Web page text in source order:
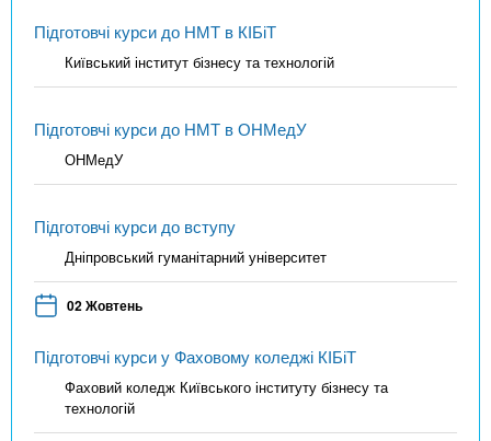
Підготовчі курси до НМТ в КІБіТ
Київський інститут бізнесу та технологій
Підготовчі курси до НМТ в ОНМедУ
ОНМедУ
Підготовчі курси до вступу
Дніпровський гуманітарний університет
02 Жовтень
Підготовчі курси у Фаховому коледжі КІБіТ
Фаховий коледж Київського інституту бізнесу та
технологій